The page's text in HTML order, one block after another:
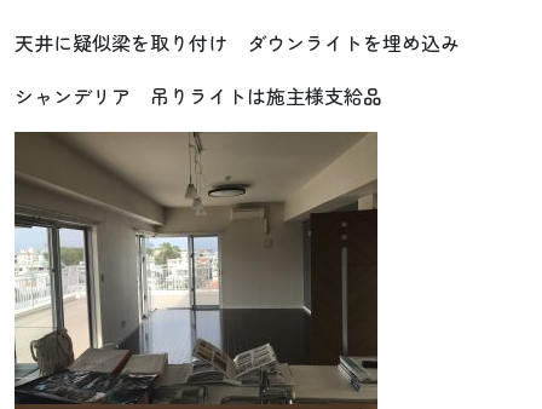
天井に疑似梁を取り付け ダウンライトを埋め込み
シャンデリア 吊りライトは施主様支給品